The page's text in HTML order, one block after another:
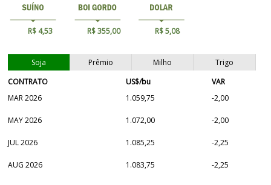
R$ 4,53 R$ 355,00 R$ 5,08
Soja Prêmio Milho
Trigo
CONTRATO
US$/bu
VAR
MAR 2026
1.059,75 -2,00
MAY 2026 1.072,00 -2,00
JUL 2026 1.085,25 -2,25
AUG 2026 1.083,75 -2,25